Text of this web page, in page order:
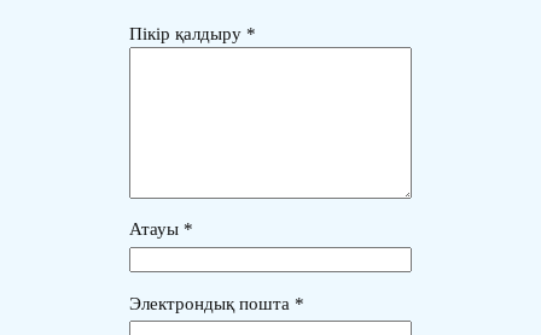
Пікір қалдыру *
Атауы *
Электрондық пошта *